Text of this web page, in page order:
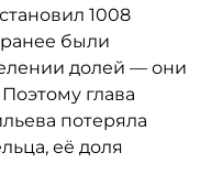
1008
были
долей — они
глава
потеряла
её доля